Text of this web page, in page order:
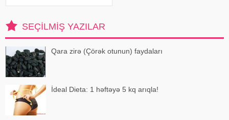
ol
SEÇILMIŞ YAZILAR
Qara zirə (Çörək otunun) faydaları
İdeal Dieta: 1 həftəyə 5 kq arıqla!